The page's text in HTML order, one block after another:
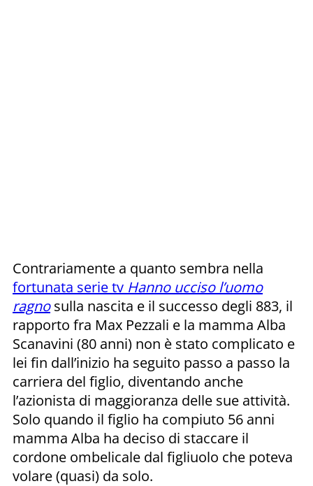
Contrariamente a quanto sembra nella
fortunata serie tv Hanno ucciso l’uomo
ragnosulla nascita e il successo degli 883, il
rapporto fra Max Pezzali e la mamma Alba
Scanavini (80 anni) non è stato complicato e
lei fin dall’inizio ha seguito passo a passo la
carriera del figlio, diventando anche
l’azionista di maggioranza delle sue attività.
Solo quando il figlio ha compiuto 56 anni
mamma Alba ha deciso di staccare il
cordone ombelicale dal figliuolo che poteva
volare (quasi) da solo.